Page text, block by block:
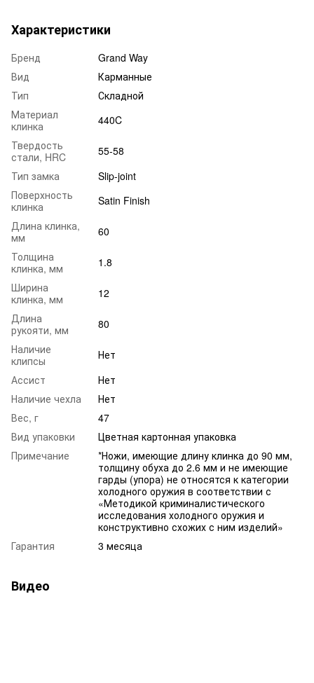
Характеристики
Бренд
Grand Way
Вид
Карманные
Тип
Складной
Материал
клинка
440C
Твердость
стали, HRC
55-58
Тип замка
Slip-joint
Поверхность
клинка
Satin Finish
Длина клинка,
мм
60
Толщина
клинка, мм
1.8
Ширина
клинка, мм
12
Длина
рукояти, мм
80
Наличие
клипсы
Нет
Ассист
Нет
Наличие чехла
Нет
Вес, г
47
Вид упаковки
Цветная картонная упаковка
Примечание
*Ножи, имеющие длину клинка до 90 мм,
толщину обуха до 2.6 мм и не имеющие
гарды (упора) не относятся к категории
холодного оружия в соответствии с
«Методикой криминалистического
исследования холодного оружия и
конструктивно схожих с ним изделий»
Гарантия
3 месяца
Видео